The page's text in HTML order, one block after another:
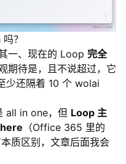
？
一、现在的 Loop 完全
期待是，且不说超过，它
少还隔着 10 个 wolai
all in one，但 Loop 主
（Office 365 里的
质区别，文章后面我会